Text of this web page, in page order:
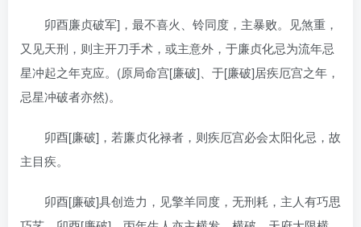
卯酉廉贞破军]，最不喜火、铃同度，主暴败。见煞重，
又见天刑，则主开刀手术，或主意外，于廉贞化忌为流年忌
星冲起之年克应。(原局命宫[廉破]、于[廉破]居疾厄宫之年，
忌星冲破者亦然)。
卯酉[廉破]，若廉贞化禄者，则疾厄宫必会太阳化忌，故
主目疾。
卯酉[廉破]具创造力，见擎羊同度，无刑耗，主人有巧思